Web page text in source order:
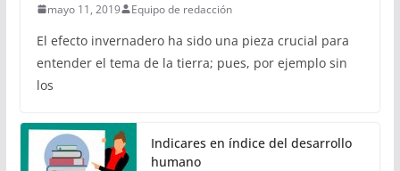
mayo 11, 2019 Equipo de redacción
El efecto invernadero ha sido una pieza crucial para
entender el tema de la tierra; pues, por ejemplo sin
los
Indicares en índice del desarrollo
humano